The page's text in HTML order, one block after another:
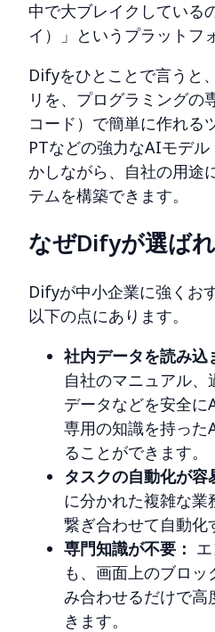
中で大ブレイクしている
イ）」というプラットフ
Difyをひとことで言うと
リを、プログラミングの
コード）で簡単に作れる
PTなどの強力なAIモデ
かしながら、自社の用途
テムを構築できます。
なぜDifyが選ば
Difyが中小企業に強くお
以下の点にあります。
社内データを読み込
自社のマニュアル
データなどを安全
専用の知識を持っ
ることができます。
タスクの自動化が容
に分かれた複雑な業
繋ぎ合わせて自動化
専門知識が不要：
も、画面上のブロ
み合わせるだけで
きます。